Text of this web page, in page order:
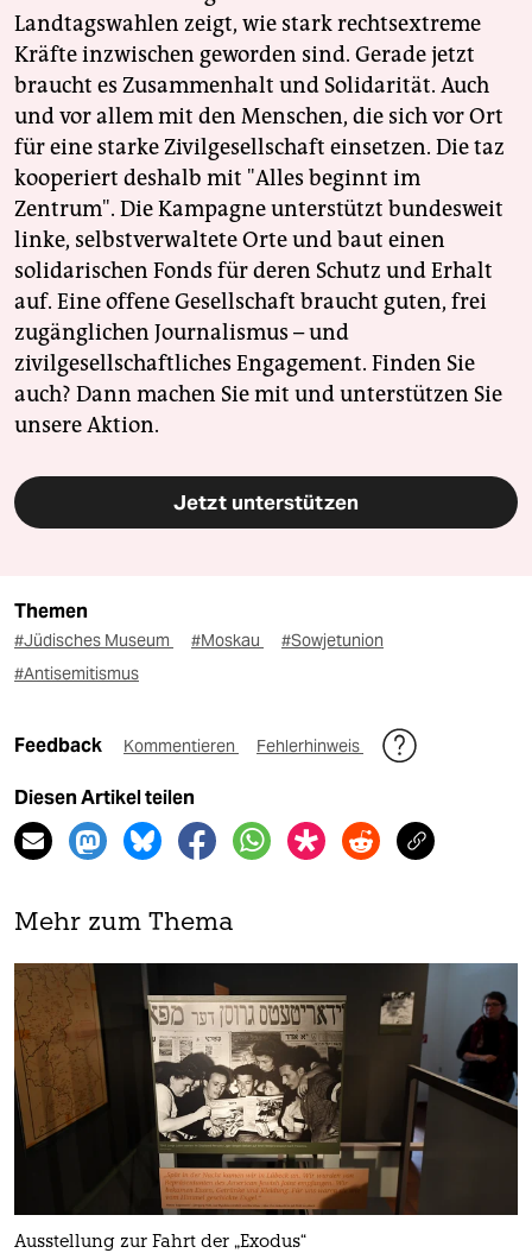
Landtagswahlen zeigt, wie stark rechtsextreme
Kräfte inzwischen geworden sind. Gerade jetzt
braucht es Zusammenhalt und Solidarität. Auch
und vor allem mit den Menschen, die sich vor Ort
für eine starke Zivilgesellschaft einsetzen. Die taz
kooperiert deshalb mit "Alles beginnt im
Zentrum". Die Kampagne unterstützt bundesweit
linke, selbstverwaltete Orte und baut einen
solidarischen Fonds für deren Schutz und Erhalt
auf. Eine offene Gesellschaft braucht guten, frei
zugänglichen Journalismus – und
zivilgesellschaftliches Engagement. Finden Sie
auch? Dann machen Sie mit und unterstützen Sie
unsere Aktion.
Jetzt unterstützen
Themen
#Jüdisches Museum #Moskau
#Sowjetunion
#Antisemitismus
Feedback Kommentieren Fehlerhinweis
Diesen Artikel teilen
Mehr zum Thema
Ausstellung zur Fahrt der „Exodus“